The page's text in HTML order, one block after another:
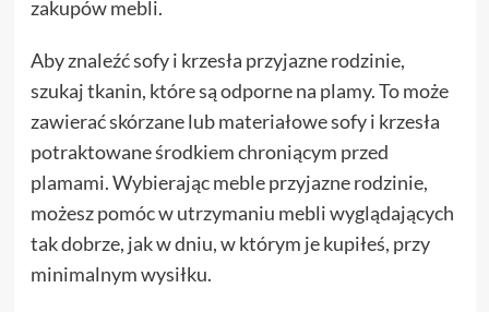
zakupów mebli.
Aby znaleźć sofy i krzesła przyjazne rodzinie,
szukaj tkanin, które są odporne na plamy. To może
zawierać skórzane lub materiałowe sofy i krzesła
potraktowane środkiem chroniącym przed
plamami. Wybierając meble przyjazne rodzinie,
możesz pomóc w utrzymaniu mebli wyglądających
tak dobrze, jak w dniu, w którym je kupiłeś, przy
minimalnym wysiłku.